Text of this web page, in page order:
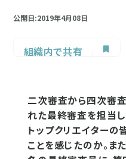
公開日:2019年4月08日
組織内で共有
二次審査から四次審
れた最終審査を担当
トップクリエイターの
ことを感じたのか。ま